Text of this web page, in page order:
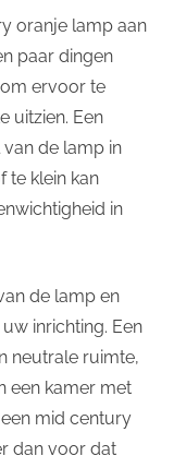
oranje lamp aan
paar dingen
ervoor te
uitzien. Een
de lamp in
te klein kan
in
de lamp en
inrichting. Een
neutrale ruimte,
een kamer met
mid century
dan voor dat